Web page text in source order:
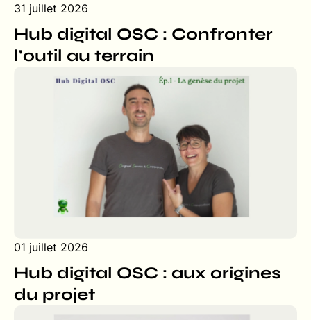
31 juillet 2026
Hub digital OSC : Confronter
l'outil au terrain
01 juillet 2026
Hub digital OSC : aux origines
du projet